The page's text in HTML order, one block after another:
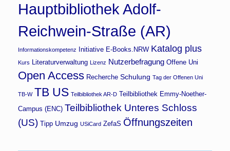
Hauptbibliothek Adolf-
Reichwein-Straße (AR)
Informationskompetenz Initiative E-Books.NRW Katalog plus
Kurs Literaturverwaltung Lizenz Nutzerbefragung Offene Uni
Open Access Recherche Schulung Tag der Offenen Uni
TB-W TB US Teilbibliothek AR-D Teilbibliothek Emmy-Noether-
Campus (ENC) Teilbibliothek Unteres Schloss
(US)
Tipp Umzug USiCard ZefaS Öffnungszeiten